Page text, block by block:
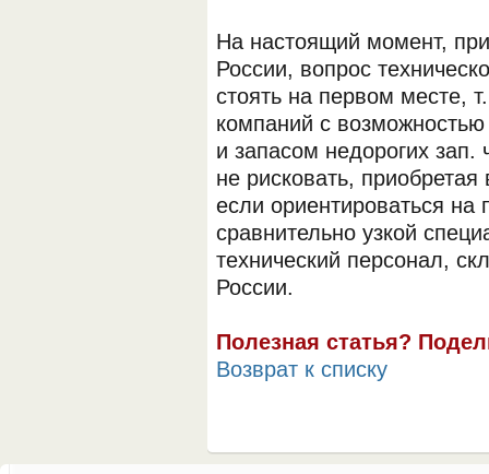
На настоящий момент,
России, вопрос
стоять на первом месте,
компаний с
и запасом недорогих зап.
не рисковать,
если ориентироваться
сравнительно узкой
технический персонал,
России.
Полезная статья?
Возврат к списку